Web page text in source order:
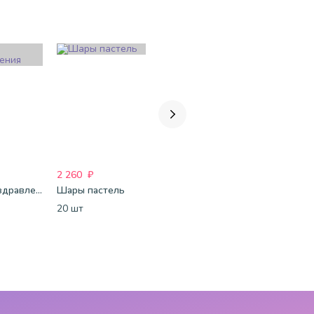
Шары Поздравления
2 260 ₽
Шары пастель
20 шт